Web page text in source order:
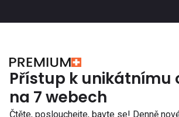
Přístup k unikátnímu
na 7 webech
Čtěte, poslouchejte, bavte se! Denně